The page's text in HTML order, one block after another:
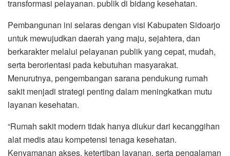
transformasi pelayanan. publik di bidang kesehatan.
Pembangunan ini selaras dengan visi Kabupaten Sidoarjo
untuk mewujudkan daerah yang maju, sejahtera, dan
berkarakter melalui pelayanan publik yang cepat, mudah,
serta berorientasi pada kebutuhan masyarakat.
Menurutnya, pengembangan sarana pendukung rumah
sakit menjadi strategi penting dalam meningkatkan mutu
layanan kesehatan.
“Rumah sakit modern tidak hanya diukur dari kecanggihan
alat medis atau kompetensi tenaga kesehatan.
Kenyamanan akses, ketertiban layanan, serta pengalaman